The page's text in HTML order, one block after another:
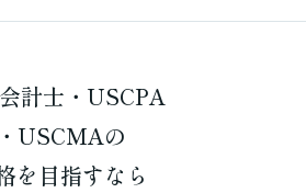
計士・USCPA
・USCMAの
を 目指すなら